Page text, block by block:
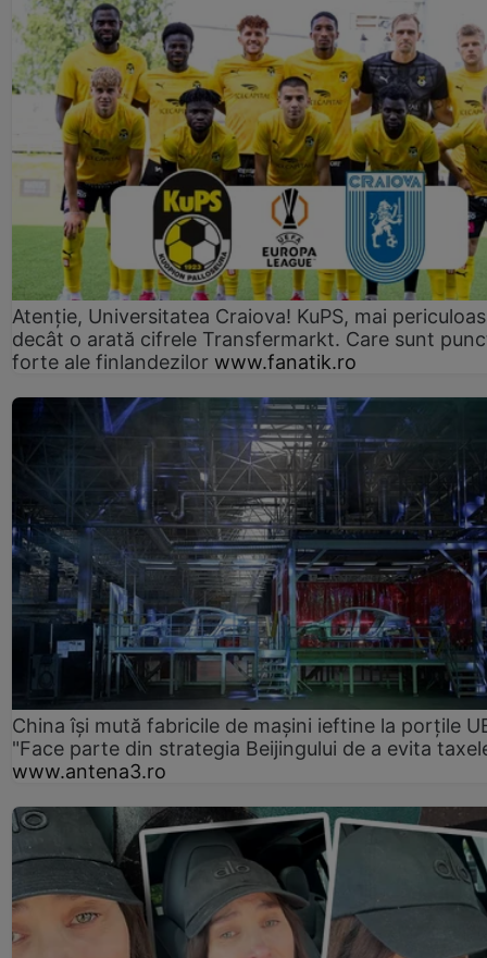
Atenție, Universitatea Craiova! KuPS, mai
decât o arată cifrele Transfermarkt. Care sunt
forte ale finlandezilor www.fanatik.ro
China își mută fabricile de mașini ieftine la porțile
"Face parte din strategia Beijingului de a evita
www.antena3.ro